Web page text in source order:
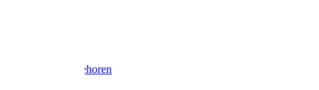
Slede toebehoren